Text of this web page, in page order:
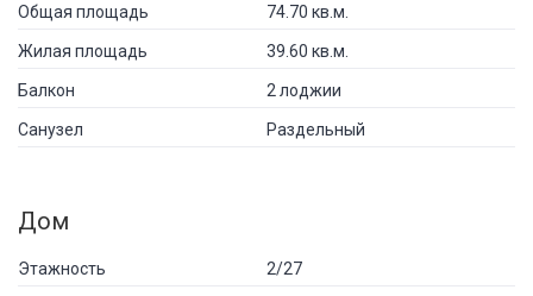
Общая площадь 74.70 кв.м.
Жилая площадь 39.60 кв.м.
Балкон 2 лоджии
Санузел Раздельный
Дом
Этажность 2/27